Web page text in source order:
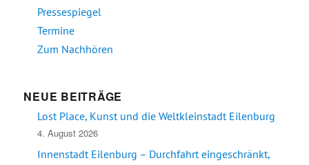
Pressespiegel
Termine
Zum Nachhören
NEUE BEITRÄGE
Lost Place, Kunst und die Weltkleinstadt Eilenburg
4. August 2026
Innenstadt Eilenburg – Durchfahrt eingeschränkt,